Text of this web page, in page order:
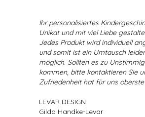
Ihr personalisiertes
Unikat und mit viel Liebe
Jedes Produkt wird individuell
und somit ist ein Umtausch
möglich. Sollten es zu
kommen, bitte kontaktieren Sie
Zufriedenheit hat für uns oberste
LEVAR DESIGN
Gilda Handke-Levar